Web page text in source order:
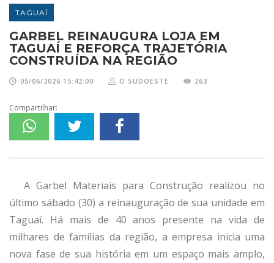
TAGUAÍ
GARBEL REINAUGURA LOJA EM
TAGUAÍ E REFORÇA TRAJETÓRIA
CONSTRUÍDA NA REGIÃO
05/06/2026 15:42:00 O SUDOESTE 263
Compartilhar:
A Garbel Materiais para Construção realizou no
último sábado (30) a reinauguração de sua unidade em
Taguaí. Há mais de 40 anos presente na vida de
milhares de famílias da região, a empresa inicia uma
nova fase de sua história em um espaço mais amplo,